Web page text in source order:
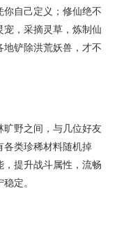
自己定义；修仙绝不
，采摘灵草，炼制仙
铲除洪荒妖兽，才不
旷野之间，与几位好友
各类珍稀材料随机掉
提升战斗属性，流畅
定。